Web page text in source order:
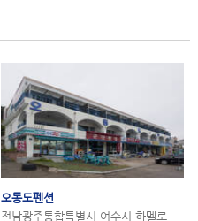
오동도펜션
전남광주통합특별시 여수시 하멜로